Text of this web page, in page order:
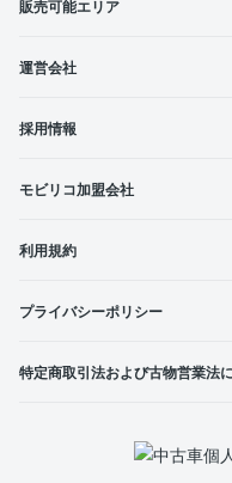
販売可能エリア
運営会社
採用情報
モビリコ加盟会社
利用規約
プライバシーポリシー
特定商取引法および古物営業法